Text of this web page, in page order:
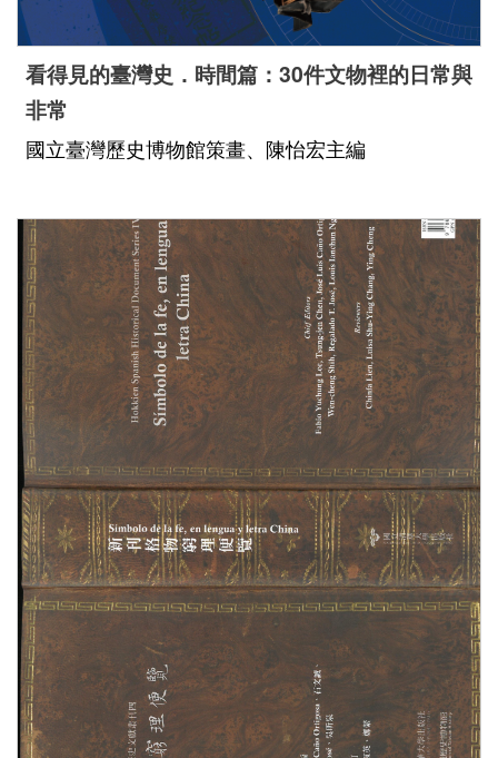
看得見的臺灣史．時間篇：30件文物裡的日常與
非常
國立臺灣歷史博物館策畫、陳怡宏主編